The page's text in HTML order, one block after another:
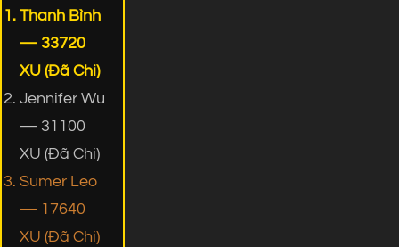
Thanh Bình
— 33720
XU (Đã Chi)
Jennifer Wu
— 31100
XU (Đã Chi)
Sumer Leo
— 17640
XU (Đã Chi)